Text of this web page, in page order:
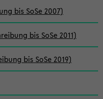
bis SoSe 2007)
bis SoSe 2011)
bis SoSe 2019)